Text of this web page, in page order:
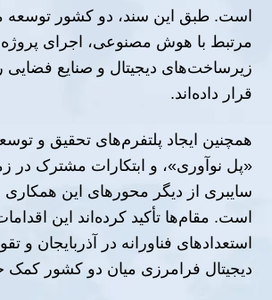
است. طبق این سند، دو کشور
مرتبط با هوش مصنوعی، اجرای
زیرساخت‌های دیجیتال و صنایع فضایی
قرار داده‌اند.
همچنین ایجاد پلتفرم‌های تحقیق و
«پل نوآوری»، و ابتکارات مشترک در
سایبری از دیگر محورهای این همکاری
است. مقام‌ها تأکید کرده‌اند این
استعدادهای فناورانه در آذربایجان و
دیجیتال فرامرزی میان دو کشور کمک